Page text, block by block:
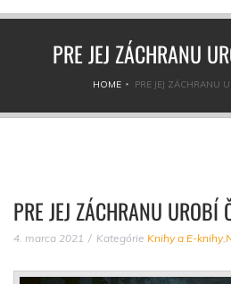
PRE JEJ ZÁCHRANU
HOME PRE JEJ ZÁCHRANU
PRE JEJ ZÁCHRANU UROBÍ
4. marca 2021 Kategórie Knihy a E-knihy,